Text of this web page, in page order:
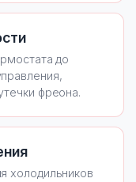
до
фреона.
холодильников